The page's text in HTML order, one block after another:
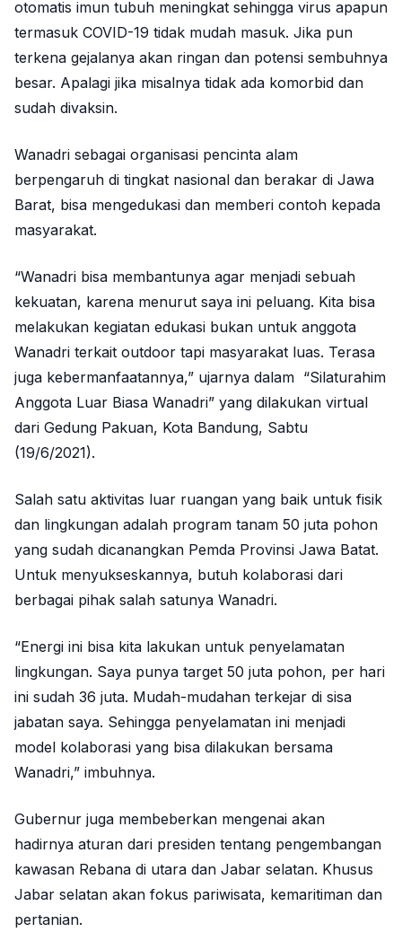
otomatis imun tubuh meningkat sehingga virus apapun
termasuk COVID-19 tidak mudah masuk. Jika pun
terkena gejalanya akan ringan dan potensi sembuhnya
besar. Apalagi jika misalnya tidak ada komorbid dan
sudah divaksin.
Wanadri sebagai organisasi pencinta alam
berpengaruh di tingkat nasional dan berakar di Jawa
Barat, bisa mengedukasi dan memberi contoh kepada
masyarakat.
“Wanadri bisa membantunya agar menjadi sebuah
kekuatan, karena menurut saya ini peluang. Kita bisa
melakukan kegiatan edukasi bukan untuk anggota
Wanadri terkait outdoor tapi masyarakat luas. Terasa
juga kebermanfaatannya,” ujarnya dalam “Silaturahim
Anggota Luar Biasa Wanadri” yang dilakukan virtual
dari Gedung Pakuan, Kota Bandung, Sabtu
(19/6/2021).
Salah satu aktivitas luar ruangan yang baik untuk fisik
dan lingkungan adalah program tanam 50 juta pohon
yang sudah dicanangkan Pemda Provinsi Jawa Batat.
Untuk menyukseskannya, butuh kolaborasi dari
berbagai pihak salah satunya Wanadri.
“Energi ini bisa kita lakukan untuk penyelamatan
lingkungan. Saya punya target 50 juta pohon, per hari
ini sudah 36 juta. Mudah-mudahan terkejar di sisa
jabatan saya. Sehingga penyelamatan ini menjadi
model kolaborasi yang bisa dilakukan bersama
Wanadri,” imbuhnya.
Gubernur juga membeberkan mengenai akan
hadirnya aturan dari presiden tentang pengembangan
kawasan Rebana di utara dan Jabar selatan. Khusus
Jabar selatan akan fokus pariwisata, kemaritiman dan
pertanian.